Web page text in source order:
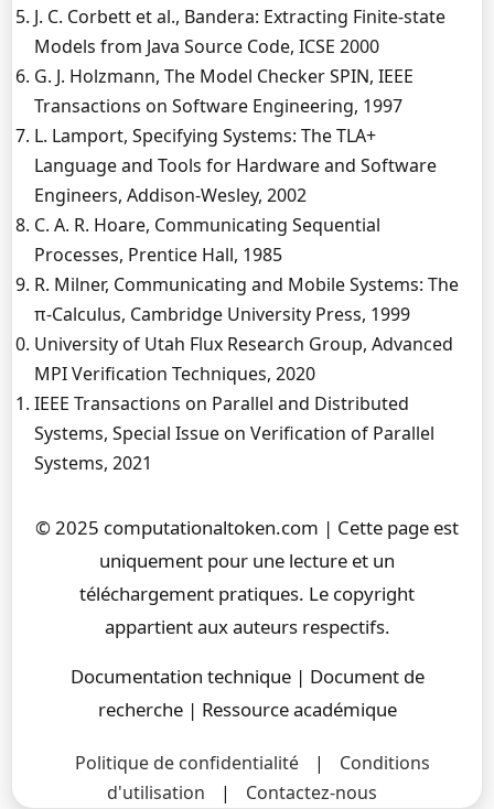
J. C. Corbett et al., Bandera: Extracting Finite-state
Models from Java Source Code, ICSE 2000
G. J. Holzmann, The Model Checker SPIN, IEEE
Transactions on Software Engineering, 1997
L. Lamport, Specifying Systems: The TLA+
Language and Tools for Hardware and Software
Engineers, Addison-Wesley, 2002
C. A. R. Hoare, Communicating Sequential
Processes, Prentice Hall, 1985
R. Milner, Communicating and Mobile Systems: The
π-Calculus, Cambridge University Press, 1999
University of Utah Flux Research Group, Advanced
MPI Verification Techniques, 2020
IEEE Transactions on Parallel and Distributed
Systems, Special Issue on Verification of Parallel
Systems, 2021
© 2025 computationaltoken.com | Cette page est
uniquement pour une lecture et un
téléchargement pratiques. Le copyright
appartient aux auteurs respectifs.
Documentation technique | Document de
recherche | Ressource académique
Politique de confidentialité |
Conditions
d'utilisation
| Contactez-nous